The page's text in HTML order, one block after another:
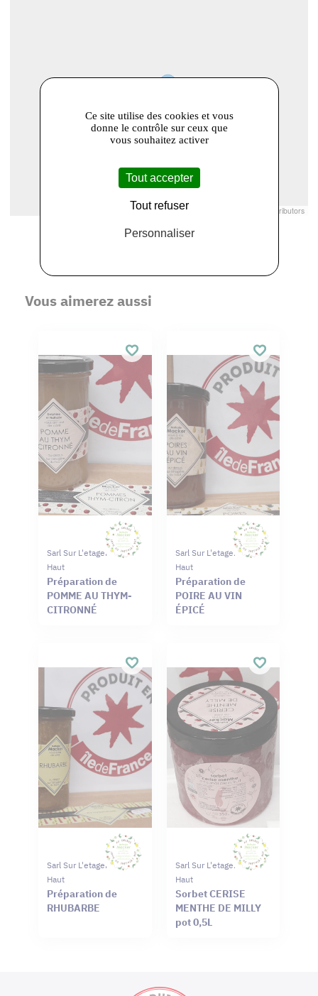
© Openstreetmap France | © contributors
Vous aimerez aussi
Sarl Sur L'etagere Du
Haut
Préparation de
POMME AU THYM-
CITRONNÉ
Sarl Sur L'etagere Du
Haut
Préparation de
POIRE AU VIN
ÉPICÉ
Sarl Sur L'etagere Du
Haut
Préparation de
RHUBARBE
Sarl Sur L'etagere Du
Haut
Sorbet CERISE
MENTHE DE MILLY
pot 0,5L
Ce site utilise des cookies et vous
donne le contrôle sur ceux que
vous souhaitez activer
Tout accepter
Tout refuser
Personnaliser